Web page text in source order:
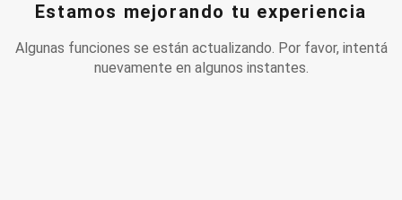
Estamos mejorando tu experiencia
Algunas funciones se están actualizando. Por favor, intentá
nuevamente en algunos instantes.